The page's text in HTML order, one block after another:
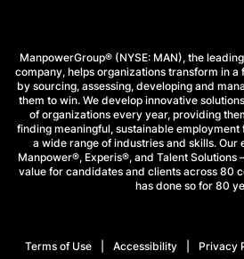
ManpowerGroup® (NYSE: MAN), the
company, helps organizations transform in
by sourcing, assessing, developing and
them to win. We develop innovative
of organizations every year, providing
finding meaningful, sustainable employment
a wide range of industries and skills. Our
Manpower®, Experis®, and Talent Solutions
value for candidates and clients across 80
has done so for 80
Terms of Use Accessibility Privacy